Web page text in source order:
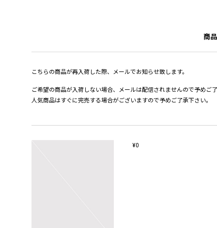
商
こちらの商品が再入荷した際、メールでお知らせ致します。
ご希望の商品が入荷しない場合、メールは配信されませんので予めご
人気商品はすぐに完売する場合がございますので予めご了承下さい。
¥0